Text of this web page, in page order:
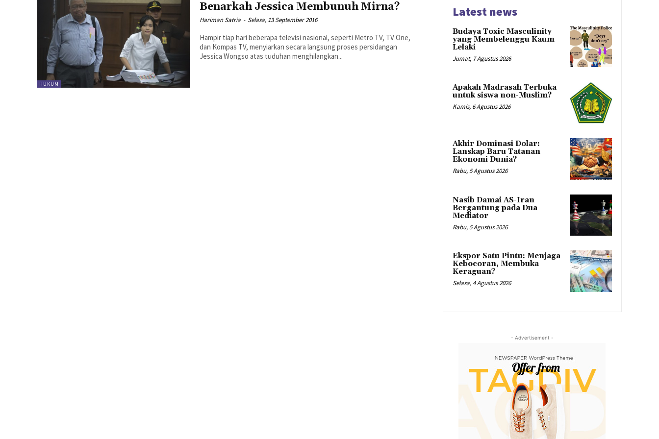
HUKUM
Benarkah Jessica Membunuh Mirna?
Hariman Satria - Selasa, 13 September 2016
Hampir tiap hari beberapa televisi nasional, seperti Metro TV, TV One,
dan Kompas TV, menyiarkan secara langsung proses persidangan
Jessica Wongso atas tuduhan menghilangkan...
Latest news
Budaya Toxic Masculinity
yang Membelenggu Kaum
Lelaki
Jumat, 7 Agustus 2026
Apakah Madrasah Terbuka
untuk siswa non-Muslim?
Kamis, 6 Agustus 2026
Akhir Dominasi Dolar:
Lanskap Baru Tatanan
Ekonomi Dunia?
Rabu, 5 Agustus 2026
Nasib Damai AS-Iran
Bergantung pada Dua
Mediator
Rabu, 5 Agustus 2026
Ekspor Satu Pintu: Menjaga
Kebocoran, Membuka
Keraguan?
Selasa, 4 Agustus 2026
- Advertisement -